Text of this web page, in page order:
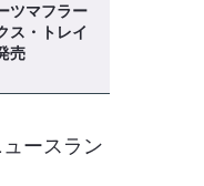
ツマフラー
ス・トレイ
売
ースラン